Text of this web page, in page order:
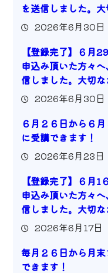
を送信しました。大
2026年6月30日
【登録完了】６月
申込み頂いた方々
信しました。大切な
2026年6月30日
６月２６日から６
に受講できます！
2026年6月23日
【登録完了】６月
申込み頂いた方々
信しました。大切な
2026年6月17日
毎月２６日から月
できます！